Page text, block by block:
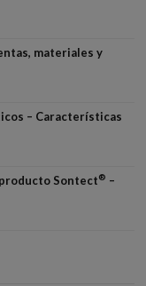
materiales y
– Características
Sontect® –